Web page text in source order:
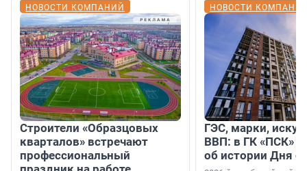
НОВОСТИ КОМПАНИЙ
Строители «Образцовых
кварталов» встречают
профессиональный
НОВОСТИ
ГЭС, марки,
ВВП: в ГК «ПСК»
об истории Дня